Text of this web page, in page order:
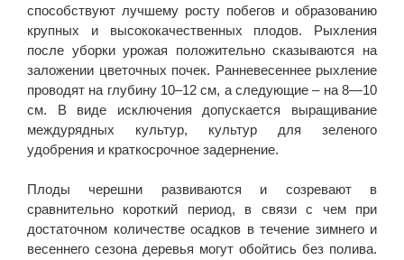
способствуют лучшему росту побегов и образованию
крупных и высококачественных плодов. Рыхления
после уборки урожая положительно сказываются на
заложении цветочных почек. Ранневесеннее рыхление
проводят на глубину 10–12 см, а следующие – на 8—10
см. В виде исключения допускается выращивание
междурядных культур, культур для зеленого
удобрения и краткосрочное задернение.
Плоды черешни развиваются и созревают в
сравнительно короткий период, в связи с чем при
достаточном количестве осадков в течение зимнего и
весеннего сезона деревья могут обойтись без полива.